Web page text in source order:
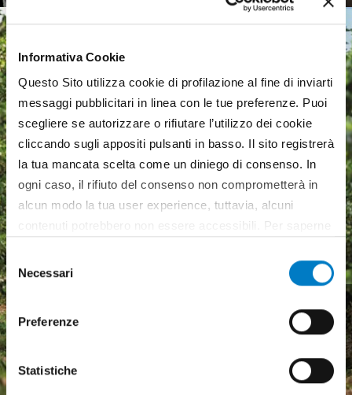
Informativa Cookie
Questo Sito utilizza cookie di profilazione al fine di inviarti
messaggi pubblicitari in linea con le tue preferenze. Puoi
scegliere se autorizzare o rifiutare l’utilizzo dei cookie
cliccando sugli appositi pulsanti in basso. Il sito registrerà
la tua mancata scelta come un diniego di consenso. In
ogni caso, il rifiuto del consenso non comprometterà in
alcun modo la tua user experience, tuttavia, alcuni
contenuti potrebbero non essere accessibili. Per saperne
all’utilizzo di tutti, o solamente di alcuni di essi, ti
Selezione
del
consenso
Necessari
Preferenze
Statistiche
Macchine agricole, mercato
in crescita ma pesa